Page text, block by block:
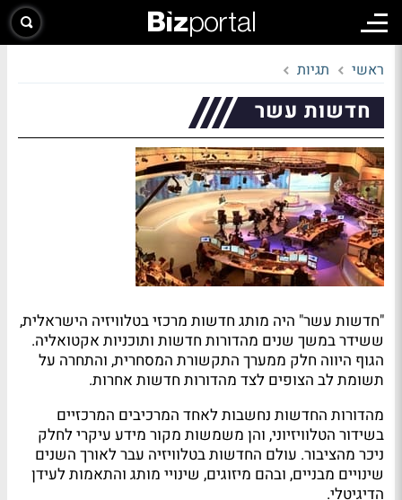
ראשי תגיות
חדשות עשר
"חדשות עשר" היה מותג חדשות מרכזי בטלוויזיה הישראלית,
ששידר במשך שנים מהדורות חדשות ותוכניות אקטואליה.
הגוף היווה חלק ממערך התקשורת המסחרית, והתחרה על
תשומת לב הצופים לצד מהדורות חדשות אחרות.
מהדורות החדשות נחשבות לאחד המרכיבים המרכזיים
בשידור הטלוויזיוני, והן משמשות מקור מידע עיקרי לחלק
ניכר מהציבור. עולם החדשות בטלוויזיה עבר לאורך השנים
שינויים מבניים, ובהם מיזוגים, שינויי מותג והתאמות לעידן
הדיגיטלי.